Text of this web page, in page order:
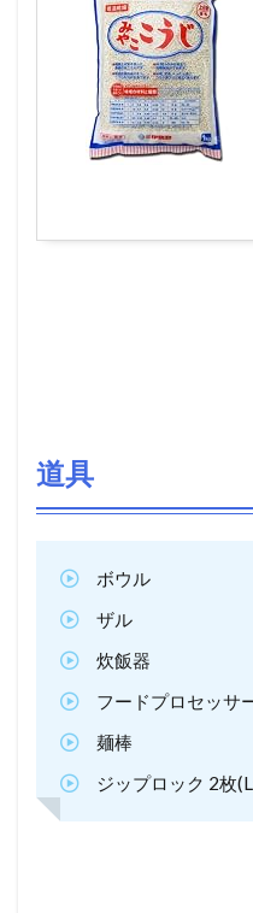
道具
ボウル
ザル
炊飯器
フードプロセッサ
麺棒
ジップロック 2枚